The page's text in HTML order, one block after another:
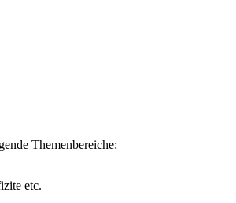
Themenbereiche:
etc.